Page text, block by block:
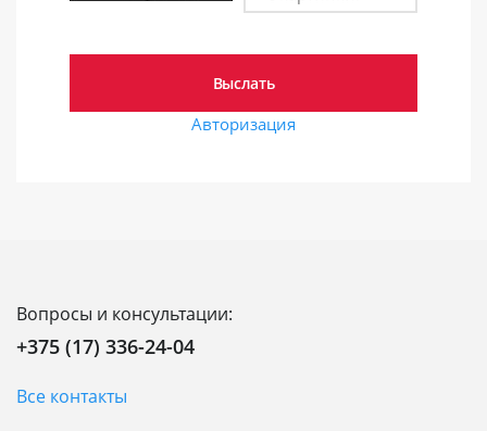
Авторизация
Вопросы и консультации:
+375 (17) 336-24-04
Все контакты